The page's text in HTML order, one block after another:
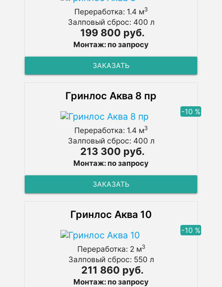
Переработка: 1.4 м3
Залповый сброс: 400 л
199 800 руб.
Монтаж: по запросу
ЗАКАЗАТЬ
Гринлос Аква 8 пр
-10 %
Переработка: 1.4 м3
Залповый сброс: 400 л
213 300 руб.
Монтаж: по запросу
ЗАКАЗАТЬ
Гринлос Аква 10
-10 %
Переработка: 2 м3
Залповый сброс: 550 л
211 860 руб.
Монтаж: по запросу